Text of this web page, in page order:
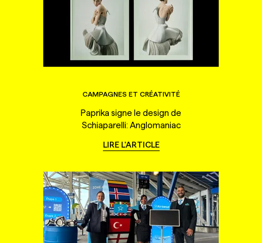
CAMPAGNES ET CRÉATIVITÉ
Paprika signe le design de
Schiaparelli: Anglomaniac
LIRE L'ARTICLE